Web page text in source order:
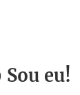
eu!